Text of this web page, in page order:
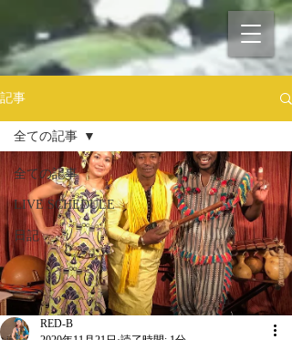
記事
全ての記事
LIVE SCHEDULE
日記
全ての記事
RED-B